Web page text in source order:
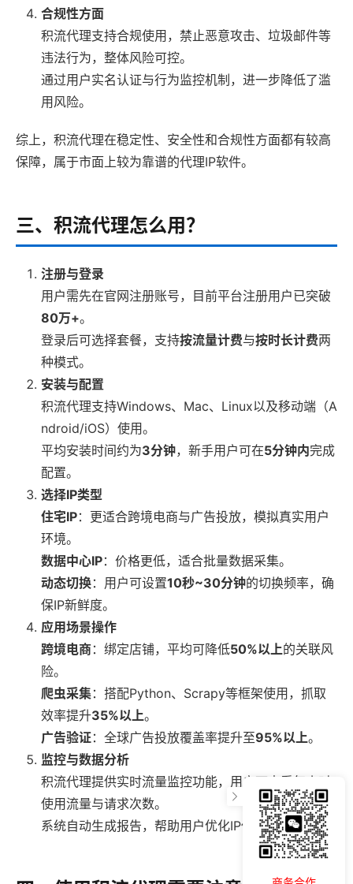
合规性方面
积流代理支持合规使用，禁止恶意攻击、垃圾邮件等
违法行为，整体风险可控。
通过用户实名认证与行为监控机制，进一步降低了滥
用风险。
综上，积流代理在稳定性、安全性和合规性方面都有较高
保障，属于市面上较为靠谱的代理IP软件。
三、积流代理怎么用？
注册与登录
用户需先在官网注册账号，目前平台注册用户已突破
80万+。
登录后可选择套餐，支持按流量计费与按时长计费两
种模式。
安装与配置
积流代理支持Windows、Mac、Linux以及移动端（A
ndroid/iOS）使用。
平均安装时间约为3分钟，新手用户可在5分钟内完成
配置。
选择IP类型
住宅IP：更适合跨境电商与广告投放，模拟真实用户
环境。
数据中心IP：价格更低，适合批量数据采集。
动态切换：用户可设置10秒~30分钟的切换频率，确
保IP新鲜度。
应用场景操作
跨境电商：绑定店铺，平均可降低50%以上的关联风
险。
爬虫采集：搭配Python、Scrapy等框架使用，抓取
效率提升35%以上。
广告验证：全球广告投放覆盖率提升至95%以上。
监控与数据分析
积流代理提供实时流量监控功能，用户可查看每小时
使用流量与请求次数。
系统自动生成报告，帮助用户优化IP使用策略。